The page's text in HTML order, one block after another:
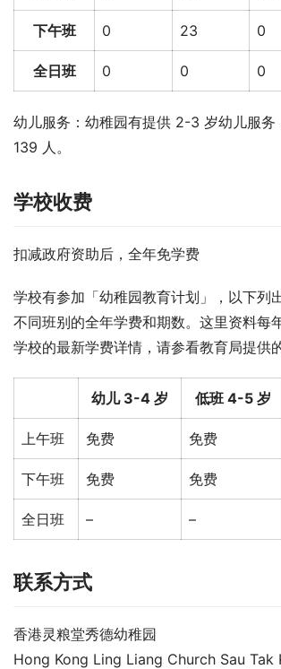
下午班 0 23 0
全日班 0 0 0
幼儿服务：幼稚园有提供 2-3 岁幼儿服务
139 人。
学校收费
扣减政府资助后，全年免学费
学校有参加「幼稚园教育计划」，以下列
不同班别的全年学费和期数。这里资料每
学校的最新学费详情，请参看教育局提供
幼儿 3-4 岁 低班 4-5 岁
上午班 免费 免费
下午班 免费 免费
全日班 – –
联系方式
香港灵粮堂秀德幼稚园
Hong Kong Ling Liang Church Sau